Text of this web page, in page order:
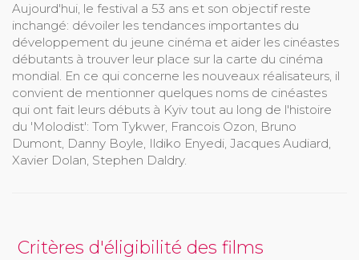
Aujourd'hui, le festival a 53 ans et son objectif reste
inchangé: dévoiler les tendances importantes du
développement du jeune cinéma et aider les cinéastes
débutants à trouver leur place sur la carte du cinéma
mondial. En ce qui concerne les nouveaux réalisateurs, il
convient de mentionner quelques noms de cinéastes
qui ont fait leurs débuts à Kyiv tout au long de l'histoire
du 'Molodist': Tom Tykwer, Francois Ozon, Bruno
Dumont, Danny Boyle, Ildiko Enyedi, Jacques Audiard,
Xavier Dolan, Stephen Daldry.
Critères d'éligibilité des films